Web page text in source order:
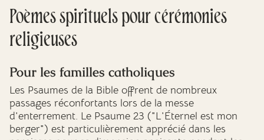
Poèmes spirituels pour cérémonies
religieuses
Pour les familles catholiques
Les Psaumes de la Bible offrent de nombreux
passages réconfortants lors de la messe
d'enterrement. Le Psaume 23 ("L'Éternel est mon
berger") est particulièrement apprécié dans les